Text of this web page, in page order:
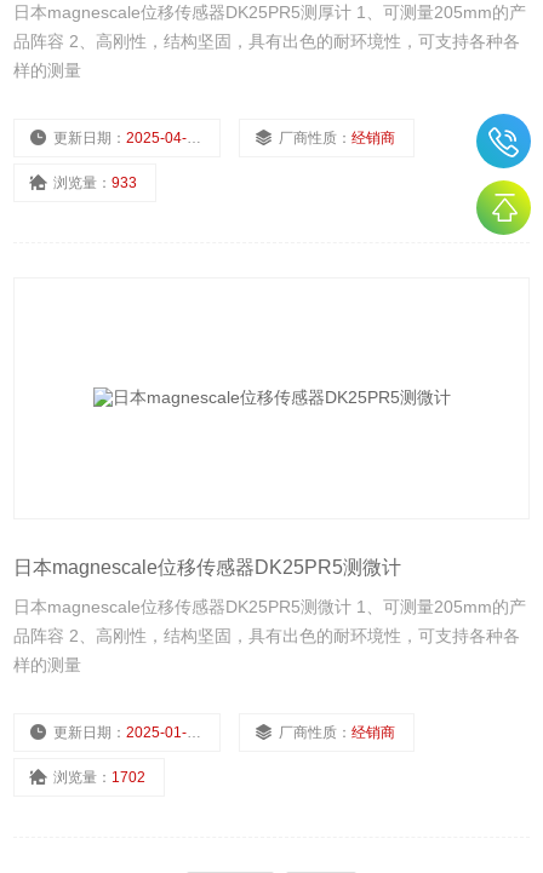
日本magnescale位移传感器DK25PR5测厚计 1、可测量205mm的产
品阵容 2、高刚性，结构坚固，具有出色的耐环境性，可支持各种各
样的测量
更新日期：2025-04-10 厂商性质：经销商
浏览量：933
日本magnescale位移传感器DK25PR5测微计
日本magnescale位移传感器DK25PR5测微计 1、可测量205mm的产
品阵容 2、高刚性，结构坚固，具有出色的耐环境性，可支持各种各
样的测量
更新日期：2025-01-14 厂商性质：经销商
浏览量： 1702